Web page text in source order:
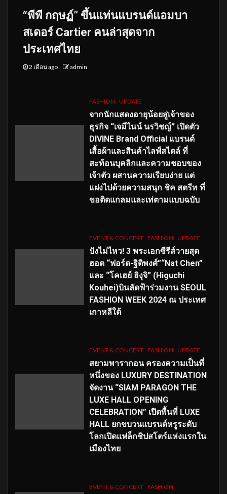
“พีพี กฤษฏ์” ขึ้นแท่นแบรนด์แอมบา
สเดอร์ Cartier คนล่าสุดจาก
ประเทศไทย
2 เดือน ago admin
FASHION UPDATE
จากนักแสดงอายุน้อยสู่เจ้าของ
ธุรกิจ “เจมีไนน์ นรวิชญ์” เปิดตัว
DIVINE Brand Official แบรนด์
เสื้อผ้าและสินค้าไลฟ์สไตล์ ที่
สะท้อนบุคลิกและความชอบของ
เจ้าตัว ผสานความเรียบง่าย แต่
แฝงไปด้วยความสนุก ชิค สตรีท ที่
ขอติดแกลมและเท่ตามแบบฉบับ
EVENT & CONCERT FASHION UPDATE
ปังไม่ไหว! 3 พระเอกซีรีส์วายสุด
ฮอต “ฟอร์ด-ฐิติพงศ์”“Nat Chen”
และ “โคเฮย์ ฮิงุจิ” (Higuchi
Kouhei)บินลัดฟ้าร่วมงาน SEOUL
FASHION WEEK 2024 ณ ประเทศ
เกาหลีใต้
EVENT & CONCERT FASHION UPDATE
สยามพารากอน ครองความเป็นที่
หนึ่งของ LUXURY DESTINATION
จัดงาน “SIAM PARAGON THE
LUXE HALL OPENING
CELEBRATION” เปิดพื้นที่ LUXE
HALL ยกขบวนแบรนด์หรูระดับ
โลกเปิดแฟล็กชิปสโตร์แห่งแรกใน
เมืองไทย
EVENT & CONCERT FASHION